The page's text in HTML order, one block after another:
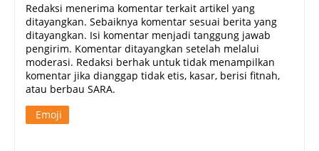
Redaksi menerima komentar terkait artikel yang
ditayangkan. Sebaiknya komentar sesuai berita yang
ditayangkan. Isi komentar menjadi tanggung jawab
pengirim. Komentar ditayangkan setelah melalui
moderasi. Redaksi berhak untuk tidak menampilkan
komentar jika dianggap tidak etis, kasar, berisi fitnah,
atau berbau SARA.
Emoji